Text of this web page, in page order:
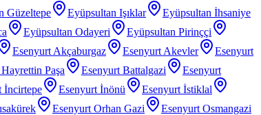
Güzeltepe Eyüpsultan Işıklar
Eyüpsultan İhsaniye
Eyüpsultan Odayeri
Eyüpsultan Pirinççi
Esenyurt Akçaburgaz Esenyurt Akevler
Esenyurt
Paşa Esenyurt Battalgazi
Esenyurt
İncirtepe Esenyurt İnönü
Esenyurt İstiklal
Esenyurt Orhan Gazi
Esenyurt Osmangazi